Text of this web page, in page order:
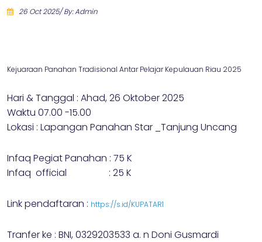
26 Oct 2025/ By: Admin
Kejuaraan Panahan Tradisional Antar Pelajar Kepulauan Riau 2025
Hari & Tanggal : Ahad, 26 Oktober 2025
Waktu 07.00 -15.00
Lokasi : Lapangan Panahan Star _Tanjung Uncang
Infaq Pegiat Panahan : 75 K
Infaq official : 25 K
Link pendaftaran : https://s.id/KUPATAR1
Tranfer ke : BNI, 0329203533 a. n Doni Gusmardi